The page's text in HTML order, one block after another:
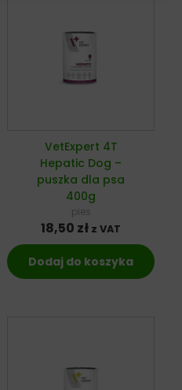
VetExpert 4T
Hepatic Dog –
puszka dla psa
400g
pies
18,50 zł z VAT
Dodaj do koszyka